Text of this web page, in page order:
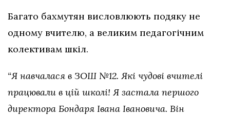
Багато бахмутян висловлюють подяку не
одному вчителю, а великим педагогічним
колективам шкіл.
“Я навчалася в ЗОШ №12. Які чудові вчителі
працювали в цій школі! Я застала першого
директора Бондаря Івана Івановича. Він